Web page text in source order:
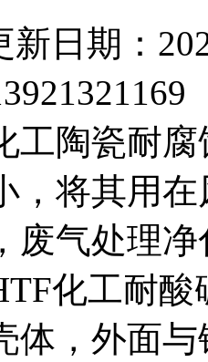
新日期：
工陶瓷耐
，将其用
废气处理
化工耐
体，外面